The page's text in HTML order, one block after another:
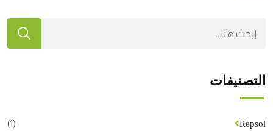
التصنيفات
Repsol
(1)